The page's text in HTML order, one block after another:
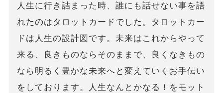
人生に行き詰まった時、誰にも話せない事を語
れたのはタロットカードでした。タロットカー
ドは人生の設計図です。未来はこれからやって
来る、良きものならそのままで、良くなきもの
なら明るく豊かな未来へと変えていくお手伝い
をしております。人生なんとかなる！をモット